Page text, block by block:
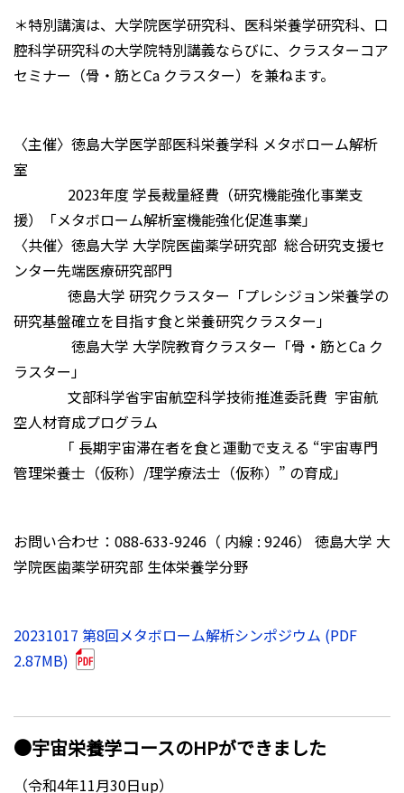
＊特別講演は、大学院医学研究科、医科栄養学研究科、口
腔科学研究科の大学院特別講義ならびに、クラスターコア
セミナー（骨・筋とCa クラスター）を兼ねます。
〈主催〉徳島大学医学部医科栄養学科 メタボローム解析
室
2023年度 学長裁量経費（研究機能強化事業支
援）「メタボローム解析室機能強化促進事業」
〈共催〉徳島大学 大学院医歯薬学研究部 総合研究支援セ
ンター先端医療研究部門
徳島大学 研究クラスター「プレシジョン栄養学の
研究基盤確立を目指す食と栄養研究クラスター」
徳島大学 大学院教育クラスター「骨・筋とCa ク
ラスター」
文部科学省宇宙航空科学技術推進委託費 宇宙航
空人材育成プログラム
「 長期宇宙滞在者を食と運動で支える “宇宙専門
管理栄養士（仮称）/理学療法士（仮称）” の育成」
お問い合わせ：088-633-9246（ 内線 : 9246） 徳島大学 大
学院医歯薬学研究部 生体栄養学分野
20231017 第8回メタボローム解析シンポジウム (PDF
2.87MB)
●宇宙栄養学コースのHPができました
（令和4年11月30日up）